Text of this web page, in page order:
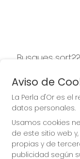
Busques
LA PERLA D'OR
LA PERLA D'OR
¿Quiénes somos?
Comprar lotería
Aviso de
La Perla d'Or es
datos personales.
Usamos cookies
de este sitio web
propias y de
publicidad según